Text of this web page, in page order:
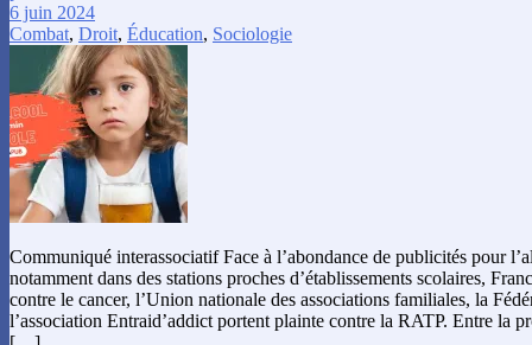
6 juin 2024
Combat, Droit, Éducation, Sociologie
Communiqué interassociatif Face à l’abondance de publicités pour
notamment dans des stations proches d’établissements scolaires,
contre le cancer, l’Union nationale des associations familiales, la
l’association Entraid’addict portent plainte contre la RATP. Entre la